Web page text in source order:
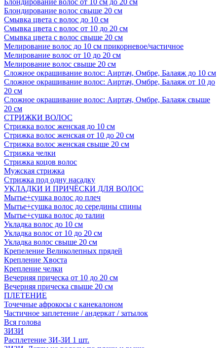
Блондирование волос от 10 см до 20 см
Блондирование волос свыше 20 см
Смывка цвета с волос до 10 см
Смывка цвета с волос от 10 до 20 см
Смывка цвета с волос свыше 20 см
Мелирование волос до 10 см прикорневое/частичное
Мелирование волос от 10 до 20 см
Мелирование волос свыше 20 см
Сложное окрашивание волос: Аиртач, Омбре, Балаяж до 10 см
Сложное окрашивание волос: Аиртач, Омбре, Балаяж от 10 до
20 см
Сложное окрашивание волос: Аиртач, Омбре, Балаяж свыше
20 см
СТРИЖКИ ВОЛОС
Стрижка волос женская до 10 см
Стрижка волос женская от 10 до 20 см
Стрижка волос женская свыше 20 см
Стрижка челки
Стрижка коцов волос
Мужская стрижка
Стрижка под одну насадку
УКЛАДКИ И ПРИЧЁСКИ ДЛЯ ВОЛОС
Мытье+сушка волос до плеч
Мытье+сушка волос до середины спины
Мытье+сушка волос до талии
Укладка волос до 10 см
Укладка волос от 10 до 20 см
Укладка волос свыше 20 см
Крепеление Великолепных прядей
Крепление Хвоста
Крепление челки
Вечерняя прическа от 10 до 20 см
Вечерняя прическа свыше 20 см
ПЛЕТЕНИЕ
Точечные афрокосы с канекалоном
Частичное заплетение / андеркат / затылок
Вся голова
ЗИЗИ
Расплетение ЗИ-ЗИ 1 шт.